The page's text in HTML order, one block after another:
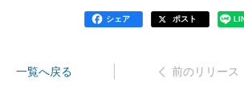
シェア ポスト
一覧へ戻る 前のリリース